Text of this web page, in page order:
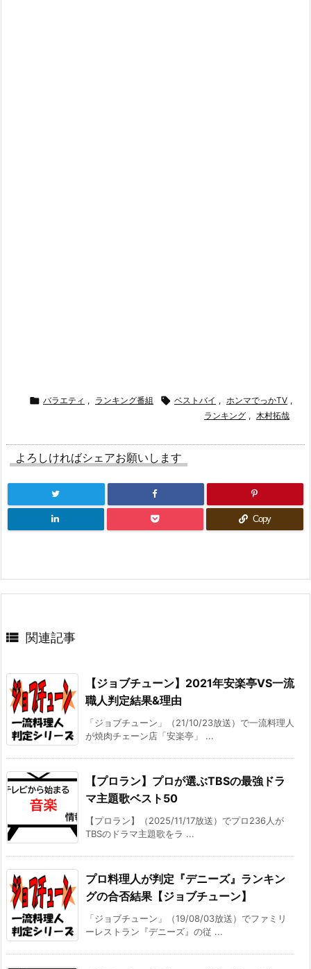
 バラエティ , ランキング番組  ベストバイ , ホンマでっかTV ,
ランキング , 木村拓哉
よろしければシェアお願いします
Copy
 関連記事
【ジョブチューン】2021年安楽亭VS一流
職人判定結果&理由
「ジョブチューン」（21/10/23放送）で一流料理人
が焼肉チェーン店「安楽亭」 ...
【プロラン】プロが選ぶTBSの最強ドラ
マ主題歌ベスト50
【プロラン】（2025/11/17放送）でプロ236人が
TBSのドラマ主題歌をラ ...
プロ料理人が判定『デニーズ』ランキン
グの合否結果【ジョブチューン】
「ジョブチューン」（19/08/03放送）でファミリ
ーレストラン『デニーズ』の従 ...